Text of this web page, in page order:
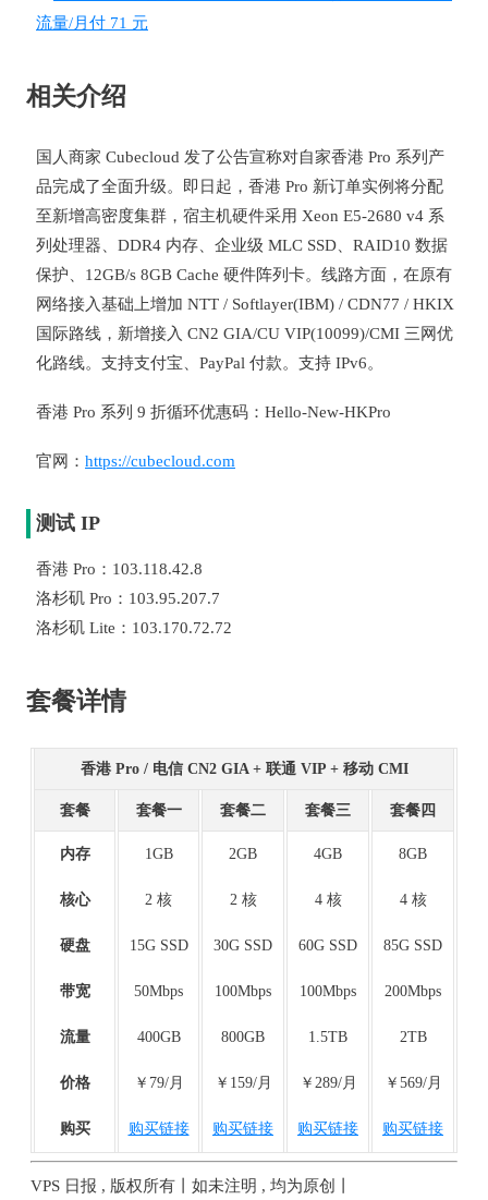
相关介绍
国人商家 Cubecloud 发了公告宣称对自家香港 Pro 系列产
品完成了全面升级。即日起，香港 Pro 新订单实例将分配
至新增高密度集群，宿主机硬件采用 Xeon E5-2680 v4 系
列处理器、DDR4 内存、企业级 MLC SSD、RAID10 数据
保护、12GB/s 8GB Cache 硬件阵列卡。线路方面，在原有
网络接入基础上增加 NTT / Softlayer(IBM) / CDN77 / HKIX
国际路线，新增接入 CN2 GIA/CU VIP(10099)/CMI 三网优
化路线。支持支付宝、PayPal 付款。支持 IPv6。
香港 Pro 系列 9 折循环优惠码：Hello-New-HKPro
官网： https://cubecloud.com
测试 IP
香港 Pro：103.118.42.8
洛杉矶 Pro：103.95.207.7
洛杉矶 Lite：103.170.72.72
套餐详情
香港 Pro / 电信 CN2 GIA + 联通 VIP + 移动 CMI
套餐 套餐一 套餐二 套餐三 套餐四
内存 1GB 2GB 4GB 8GB
核心 2 核 2 核 4 核 4 核
硬盘 15G SSD 30G SSD 60G SSD 85G SSD
带宽 50Mbps 100Mbps 100Mbps 200Mbps
流量 400GB 800GB 1.5TB 2TB
价格 ￥79/月 ￥159/月 ￥289/月 ￥569/月
购买 购买链接 购买链接 购买链接 购买链接
VPS 日报 , 版权所有丨如未注明 , 均为原创丨